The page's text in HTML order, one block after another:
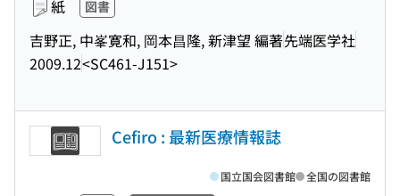
紙 図書
吉野正, 中峯寛和, 岡本昌隆, 新津望 編著先端医学社
2009.12<SC461-J151>
Cefiro : 最新医療情報誌
国立国会図書館 全国の図書館